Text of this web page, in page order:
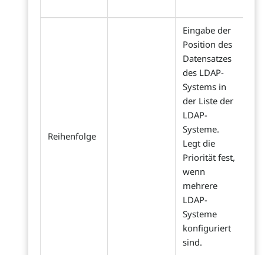
Reihenfolge
Eingabe der
Position des
Datensatzes
des LDAP-
Systems in
der Liste der
LDAP-
Systeme.
Legt die
Priorität fest,
wenn
mehrere
LDAP-
Systeme
konfiguriert
sind.